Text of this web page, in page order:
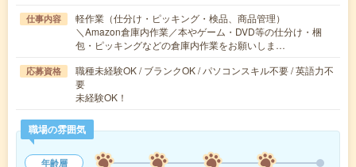
仕事内容
軽作業（仕分け・ピッキング・検品、商品管理）
＼Amazon倉庫内作業／本やゲーム・DVD等の仕分け・梱
包・ピッキングなどの倉庫内作業をお願いしま…
応募資格
職種未経験OK / ブランクOK / パソコンスキル不要 / 英語力不
要
未経験OK！
職場の雰囲気
年齢層